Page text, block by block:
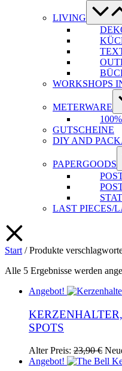
LIVING
Menü-
Schalter
WORKSHOPS
METERWARE
GUTSCHEINE
DIY AND
PAPERGOODS
LAST PIECES/
Start / Produkte
Alle 5 Ergebnisse werden
Angebot!
SPOTS
Alter Preis: 23,90€
Preis
Angebot!